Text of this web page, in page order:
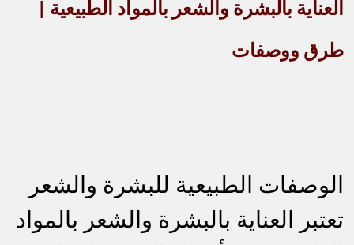
العناية بالبشرة والشعر بالمواد الطبيعية |
طرق ووصفات
الوصفات الطبيعية للبشرة والشعر
تعتبر العناية بالبشرة والشعر بالمواد